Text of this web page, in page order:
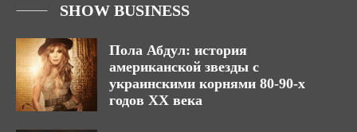
SHOW BUSINESS
Пола Абдул: история
американской звезды с
украинскими корнями 80-90-х
годов ХХ века